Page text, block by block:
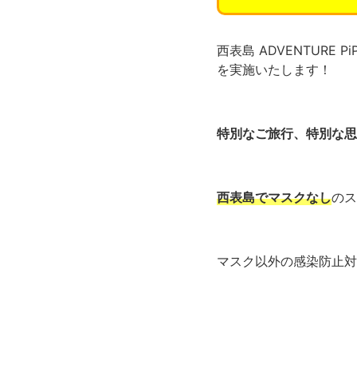
西表島 ADVENTURE
を実施いたします！
特別なご旅行、特別な
西表島でマスクなしの
マスク以外の感染防止